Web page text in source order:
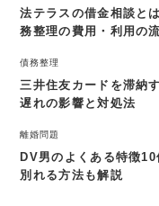
法テラスの借金相談と
務整理の費用・利用の
債務整理
三井住友カードを滞納
遅れの影響と対処法
離婚問題
DV男のよくある特徴
別れる方法も解説